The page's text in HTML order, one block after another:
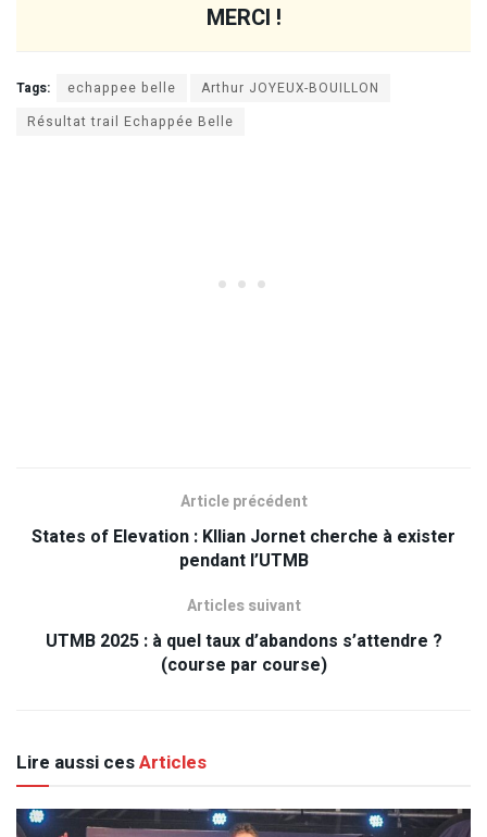
MERCI !
Tags: echappee belle
Arthur JOYEUX-BOUILLON
Résultat trail Echappée Belle
Article précédent
States of Elevation : KIlian Jornet cherche à exister
pendant l’UTMB
Articles suivant
UTMB 2025 : à quel taux d’abandons s’attendre ?
(course par course)
Lire aussi cesArticles